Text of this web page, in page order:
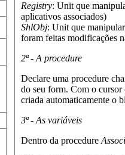
Registry: Unit que
aplicativos associados)
ShlObj: Unit que
foram feitas modificações
2ª - A procedure
Declare uma procedure
do seu form. Com o cursor
criada automaticamente o
3ª - As variáveis
Dentro da procedure